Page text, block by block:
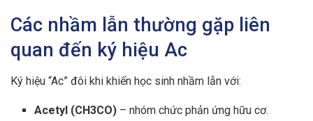
Các nhầm lẫn thường gặp liên
quan đến ký hiệu Ac
Ký hiệu “Ac” đôi khi khiến học sinh nhầm lẫn với:
Acetyl (CH3CO) – nhóm chức phản ứng hữu cơ.